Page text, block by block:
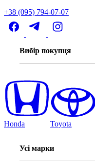
+38 (095) 794-07-07
Вибір покупця
Honda Toyota
Усі марки